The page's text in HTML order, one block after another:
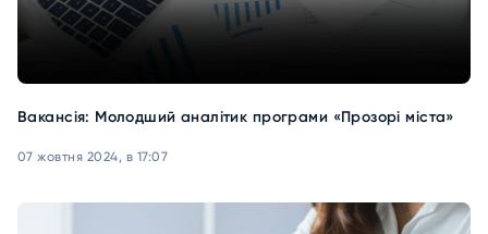
Вакансія: Молодший аналітик програми «Прозорі міста»
07 жовтня 2024, в 17:07